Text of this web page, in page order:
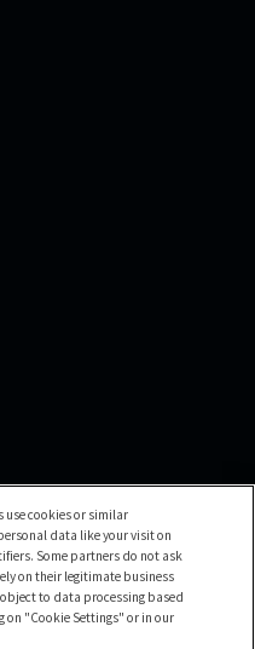
use cookies or similar
data like your visit on
Some partners do not ask
on their legitimate business
to data processing based
on "Cookie Settings" or in our